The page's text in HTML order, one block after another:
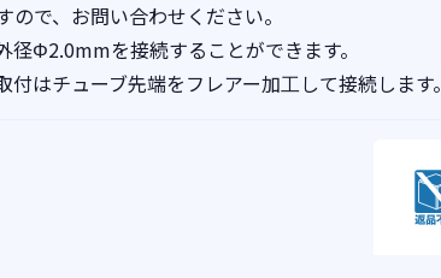
ので、お問い合わせください。
径Φ2.0mmを接続することができます。
付はチューブ先端をフレアー加工して接続します。